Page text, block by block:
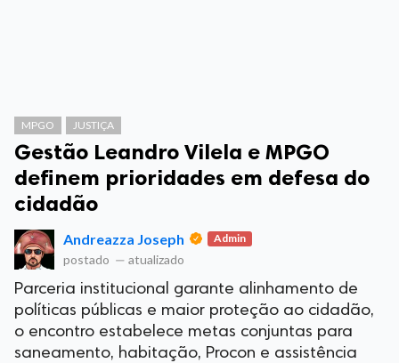
MPGO JUSTIÇA
Gestão Leandro Vilela e MPGO
definem prioridades em defesa do
cidadão
Andreazza Joseph Admin
postado — atualizado
Parceria institucional garante alinhamento de
políticas públicas e maior proteção ao cidadão,
o encontro estabelece metas conjuntas para
saneamento, habitação, Procon e assistência